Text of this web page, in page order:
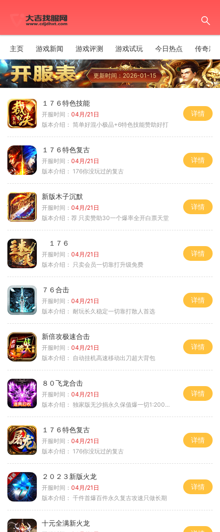
主页 游戏新闻 游戏评测 游戏试玩 今日热点 传奇新
更新时间：2026-01-15
１７６特色技能
开服时间： 04月/21日
版本介绍： 简单好混小极品+6特色技能赞助好打
详情
１７６特色复古
开服时间： 04月/21日
版本介绍： 176你没玩过的复古
详情
新版木子沉默
开服时间： 04月/21日
版本介绍： 荐 只卖赞助30一个爆率全开白票天堂
详情
１７６
开服时间： 04月/21日
版本介绍： 只卖会员一切靠打升级免费
详情
７６合击
开服时间： 04月/21日
版本介绍： 耐玩长久稳定一切靠打散人首选
详情
新倍攻极速合击
开服时间： 04月/21日
版本介绍： 自动挂机高速移动出刀超大背包
详情
８０飞龙合击
开服时间： 04月/21日
版本介绍： 独家版无沙捐永久保值爆一切1:2000回3
详情
１７６特色复古
开服时间： 04月/21日
版本介绍： 176你没玩过的复古
详情
２０２３新版火龙
开服时间： 04月/21日
版本介绍： 千件首爆百件永久复古攻速只做长期
详情
十元全满新火龙